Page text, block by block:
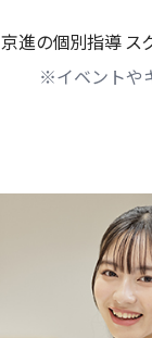
京進の個別指導 ス
※イベントや